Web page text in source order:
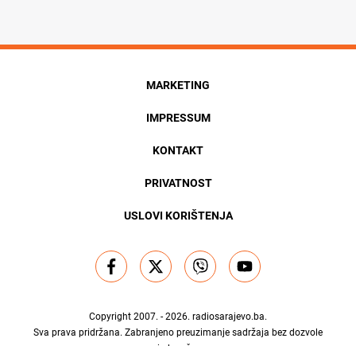
MARKETING
IMPRESSUM
KONTAKT
PRIVATNOST
USLOVI KORIŠTENJA
Copyright 2007. - 2026. radiosarajevo.ba.
Sva prava pridržana. Zabranjeno preuzimanje sadržaja bez dozvole